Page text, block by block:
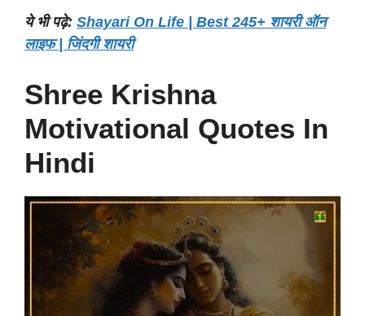
ये भी पढ़े: Shayari On Life | Best 245+ शायरी ऑन
लाइफ | जिंदगी शायरी
Shree Krishna
Motivational Quotes In
Hindi